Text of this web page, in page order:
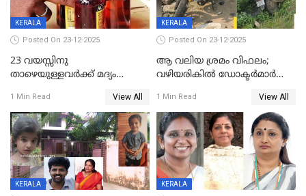
KERALA
Posted On 23-12-2025
23 വയസ്സിനു
താഴെയുള്ളവർക്ക് മദ്യം
നടപടി;സ്ഥാപനങ്ങൾക്കെതിരെ
രണ്ട് കേസുകൾ
1 Min Read View All
KERALA
Posted On 23-12-2025
ആ വലിയ ശ്രമം വിഫലം;
വഴിയരികില്‍ ‌ഡോക്ടര്‍മാര്‍
മരണത്തിന് കീഴടങ്ങി
1 Min Read View All
KERALA KERALA